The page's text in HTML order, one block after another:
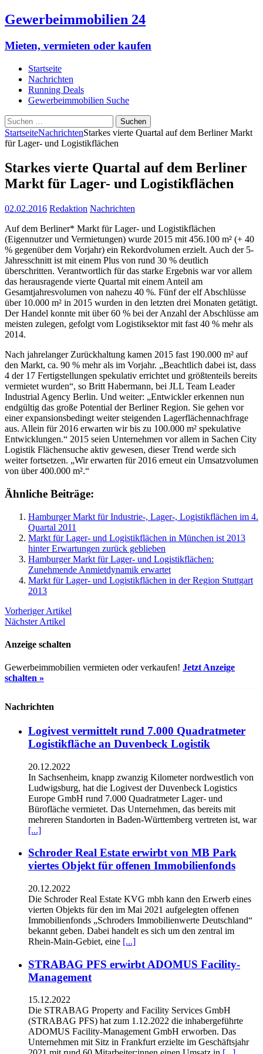
Gewerbeimmobilien 24
Mieten, vermieten oder kaufen
Startseite
Nachrichten
Running Deals
Gewerbeimmobilien Suche
Suchen
nach:
StartseiteNachrichtenStarkes vierte Quartal auf dem Berliner Markt
für Lager- und Logistikflächen
Starkes vierte Quartal auf dem Berliner
Markt für Lager- und Logistikflächen
02.02.2016 Redaktion Nachrichten
Auf dem Berliner* Markt für Lager- und Logistikflächen
(Eigennutzer und Vermietungen) wurde 2015 mit 456.100 m² (+ 40
% gegenüber dem Vorjahr) ein Rekordvolumen erzielt. Auch der 5-
Jahresschnitt ist mit einem Plus von rund 30 % deutlich
überschritten. Verantwortlich für das starke Ergebnis war vor allem
das herausragende vierte Quartal mit einem Anteil am
Gesamtjahresvolumen von nahezu 40 %. Fünf der elf Abschlüsse
über 10.000 m² in 2015 wurden in den letzten drei Monaten getätigt.
Der Handel konnte mit über 60 % bei der Anzahl der Abschlüsse am
meisten zulegen, gefolgt vom Logistiksektor mit fast 40 % mehr als
2014.
Nach jahrelanger Zurückhaltung kamen 2015 fast 190.000 m² auf
den Markt, ca. 90 % mehr als im Vorjahr. „Beachtlich dabei ist, dass
4 der 17 Fertigstellungen spekulativ errichtet und größtenteils bereits
vermietet wurden“, so Britt Habermann, bei JLL Team Leader
Industrial Agency Berlin. Und weiter: „Entwickler erkennen nun
endgültig das große Potential der Berliner Region. Sie gehen vor
einer expansionsbedingt weiter steigenden Lagerflächennachfrage
aus. Allein für 2016 erwarten wir bis zu 100.000 m² spekulative
Entwicklungen.“ 2015 seien Unternehmen vor allem in Sachen City
Logistik Flächensuche aktiv gewesen, dieser Trend werde sich
weiter fortsetzen. „Wir erwarten für 2016 erneut ein Umsatzvolumen
von über 400.000 m².“
Ähnliche Beiträge:
Hamburger Markt für Industrie-, Lager-, Logistikflächen im 4.
Quartal 2011
Markt für Lager- und Logistikflächen in München ist 2013
hinter Erwartungen zurück geblieben
Hamburger Markt für Lager- und Logistikflächen:
Zunehmende Anmietdynamik erwartet
Markt für Lager- und Logistikflächen in der Region Stuttgart
2013
Vorheriger Artikel
Nächster Artikel
Anzeige schalten
Gewerbeimmobilien vermieten oder verkaufen! Jetzt Anzeige
schalten »
Nachrichten
Logivest vermittelt rund 7.000 Quadratmeter
Logistikfläche an Duvenbeck Logistik
20.12.2022
In Sachsenheim, knapp zwanzig Kilometer nordwestlich von
Ludwigsburg, hat die Logivest der Duvenbeck Logistics
Europe GmbH rund 7.000 Quadratmeter Lager- und
Bürofläche vermietet. Das Unternehmen, das bereits mit
mehreren Standorten in Baden-Württemberg vertreten ist, war
[...]
Schroder Real Estate erwirbt von MB Park
viertes Objekt für offenen Immobilienfonds
20.12.2022
Die Schroder Real Estate KVG mbh kann den Erwerb eines
vierten Objekts für den im Mai 2021 aufgelegten offenen
Immobilienfonds „Schroders Immobilienwerte Deutschland“
bekannt geben. Dabei handelt es sich um den zentral im
Rhein-Main-Gebiet, eine [...]
STRABAG PFS erwirbt ADOMUS Facility-
Management
15.12.2022
Die STRABAG Property and Facility Services GmbH
(STRABAG PFS) hat zum 1.12.2022 die inhabergeführte
ADOMUS Facility-Management GmbH erworben. Das
Unternehmen mit Sitz in Frankfurt erzielte im Geschäftsjahr